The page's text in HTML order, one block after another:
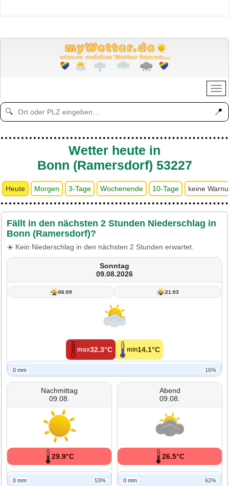
🔍 📍
Wetter heute in
Bonn (Ramersdorf) 53227
Heute Morgen 3-Tage Wochenende 10-Tage keine
Fällt in den nächsten 2 Stunden Niederschlag in
Bonn (Ramersdorf)?
☀️ Kein Niederschlag in den nächsten 2 Stunden erwartet.
Sonntag
09.08.2026
06:09 21:03
max32.3°C min14.1°C
0 mm 16%
Nachmittag
09.08.
29.9°C
0 mm 53%
Abend
09.08.
26.5°C
0 mm 62%